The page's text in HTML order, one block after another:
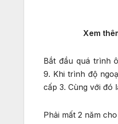
Xem
Bắt đầu quá trình
9. Khi trình độ
cấp 3. Cùng với đó
Phải mất 2 năm